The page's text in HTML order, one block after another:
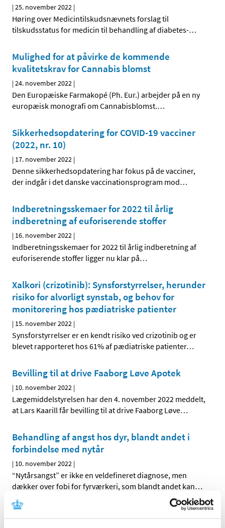
|25. november 2022 |
Høring over Medicintilskuds­nævnets forslag til
tilskudsstatus for medicin til behandling af diabetes-…
Mulighed for at påvirke de kommende
kvalitetskrav for Cannabis blomst
|24. november 2022 |
Den Europæiske Farmakopé (Ph. Eur.) arbejder på en ny
europæisk monografi om Cannabisblomst.…
Sikkerhedsopdatering for COVID-19 vacciner
(2022, nr. 10)
| 17. november 2022 |
Denne sikkerhedsopdatering har fokus på de vacciner,
der indgår i det danske vaccinationsprogram mod…
Indberetningsskemaer for 2022 til årlig
indberetning af euforiserende stoffer
| 16. november 2022 |
Indberetningsskemaer for 2022 til årlig indberetning af
euforiserende stoffer ligger nu klar på…
Xalkori (crizotinib): Synsforstyrrelser, herunder
risiko for alvorligt synstab, og behov for
monitorering hos pædiatriske patienter
| 15. november 2022 |
Synsforstyrrelser er en kendt risiko ved crizotinib og er
blevet rapporteret hos 61% af pædiatriske patienter…
Bevilling til at drive Faaborg Løve Apotek
| 10. november 2022 |
Lægemiddelstyrelsen har den 4. november 2022 meddelt,
at Lars Kaarill får bevilling til at drive Faaborg Løve…
Behandling af angst hos dyr, blandt andet i
forbindelse med nytår
| 10. november 2022 |
“Nytårsangst” er ikke en veldefineret diagnose, men
dækker over fobi for fyrværkeri, som blandt andet kan…
Skærpet anbefaling om monitorering af